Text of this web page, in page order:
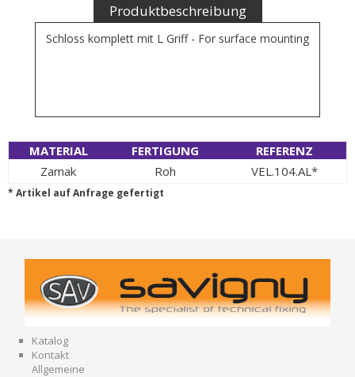
Produktbeschreibung
Schloss komplett mit L Griff - For surface mounting
MATERIAL FERTIGUNG
REFERENZ
Zamak
Roh VEL.104.AL*
* Artikel auf Anfrage gefertigt
Katalog
Kontakt
Allgemeine